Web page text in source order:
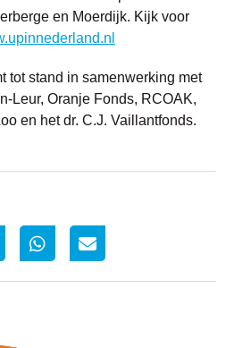
en Moerdijk. Kijk voor
tot stand in samenwerking met
Leur, Oranje Fonds, RCOAK,
en het dr. C.J. Vaillantfonds.